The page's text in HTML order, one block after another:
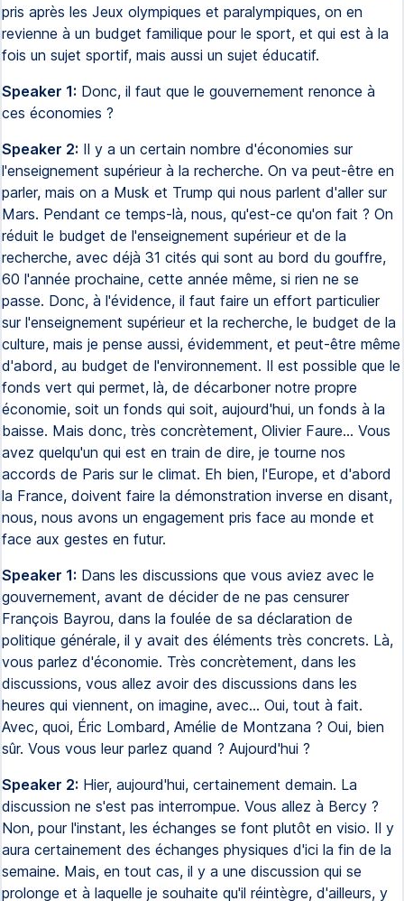
pris après les Jeux olympiques et paralympiques, on en
revienne à un budget familique pour le sport, et qui est à la
fois un sujet sportif, mais aussi un sujet éducatif.
Speaker 1: Donc, il faut que le gouvernement renonce à
ces économies ?
Speaker 2: Il y a un certain nombre d'économies sur
l'enseignement supérieur à la recherche. On va peut-être en
parler, mais on a Musk et Trump qui nous parlent d'aller sur
Mars. Pendant ce temps-là, nous, qu'est-ce qu'on fait ? On
réduit le budget de l'enseignement supérieur et de la
recherche, avec déjà 31 cités qui sont au bord du gouffre,
60 l'année prochaine, cette année même, si rien ne se
passe. Donc, à l'évidence, il faut faire un effort particulier
sur l'enseignement supérieur et la recherche, le budget de la
culture, mais je pense aussi, évidemment, et peut-être même
d'abord, au budget de l'environnement. Il est possible que le
fonds vert qui permet, là, de décarboner notre propre
économie, soit un fonds qui soit, aujourd'hui, un fonds à la
baisse. Mais donc, très concrètement, Olivier Faure... Vous
avez quelqu'un qui est en train de dire, je tourne nos
accords de Paris sur le climat. Eh bien, l'Europe, et d'abord
la France, doivent faire la démonstration inverse en disant,
nous, nous avons un engagement pris face au monde et
face aux gestes en futur.
Speaker 1: Dans les discussions que vous aviez avec le
gouvernement, avant de décider de ne pas censurer
François Bayrou, dans la foulée de sa déclaration de
politique générale, il y avait des éléments très concrets. Là,
vous parlez d'économie. Très concrètement, dans les
discussions, vous allez avoir des discussions dans les
heures qui viennent, on imagine, avec... Oui, tout à fait.
Avec, quoi, Éric Lombard, Amélie de Montzana ? Oui, bien
sûr. Vous vous leur parlez quand ? Aujourd'hui ?
Speaker 2: Hier, aujourd'hui, certainement demain. La
discussion ne s'est pas interrompue. Vous allez à Bercy ?
Non, pour l'instant, les échanges se font plutôt en visio. Il y
aura certainement des échanges physiques d'ici la fin de la
semaine. Mais, en tout cas, il y a une discussion qui se
prolonge et à laquelle je souhaite qu'il réintègre, d'ailleurs, y